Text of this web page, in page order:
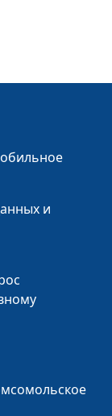
и